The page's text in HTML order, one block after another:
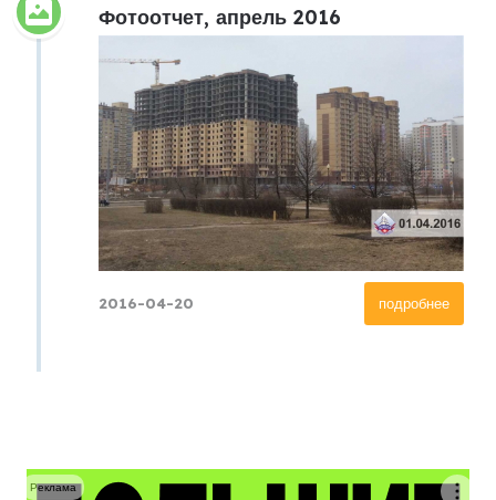
Фотоотчет, апрель 2016
подробнее
2016-04-20
Реклама